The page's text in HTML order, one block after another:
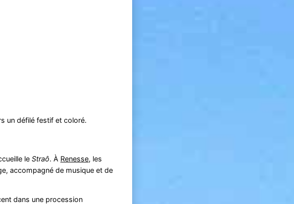
un défilé festif et coloré.
le Straô. À Renesse, les
accompagné de musique et de
dans une procession